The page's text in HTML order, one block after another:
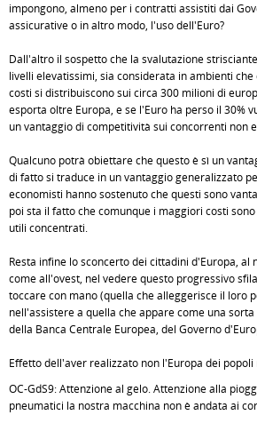
impongono, almeno per i contratti assistiti dai
assicurative o in altro modo, l'uso dell'Euro?
Dall'altro il sospetto che la svalutazione
livelli elevatissimi, sia considerata in ambienti
costi si distribuiscono sui circa 300 milioni di
esporta oltre Europa, e se l'Euro ha perso il 30%
un vantaggio di competitività sui concorrenti non
Qualcuno potrà obiettare che questo è sì un
di fatto si traduce in un vantaggio generalizzato
economisti hanno sostenuto che questi sono
poi sta il fatto che comunque i maggiori costi
utili concentrati.
Resta infine lo sconcerto dei cittadini d'Europa, al
come all'ovest, nel vedere questo progressivo
toccare con mano (quella che alleggerisce il loro
nell'assistere a quella che appare come una
della Banca Centrale Europea, del Governo
Effetto dell'aver realizzato non l'Europa dei
OC-GdS9: Attenzione al gelo. Attenzione alla
pneumatici la nostra macchina non è andata ai